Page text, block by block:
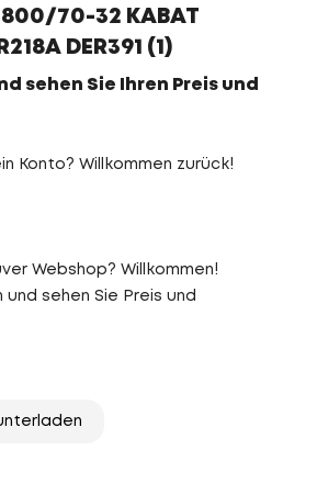
70-32 KABAT
DER391 (1)
sehen Sie Ihren Preis und
Konto? Willkommen zurück!
Webshop? Willkommen!
und sehen Sie Preis und